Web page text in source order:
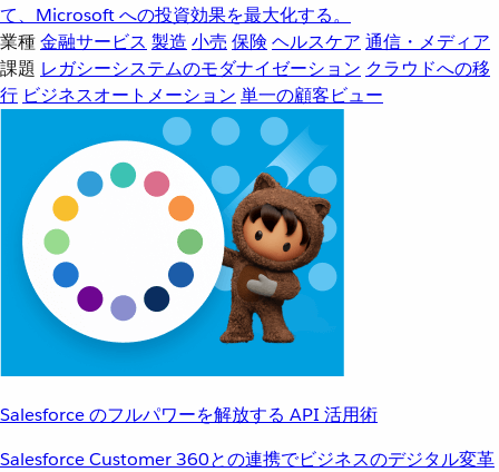
て、Microsoft への投資効果を最大化する。
業種金融サービス 製造 小売 保険 ヘルスケア 通信・メディア
課題 レガシーシステムのモダナイゼーション クラウドへの移
行 ビジネスオートメーション 単一の顧客ビュー
Salesforce のフルパワーを解放する API 活用術
Salesforce Customer 360との連携でビジネスのデジタル変革